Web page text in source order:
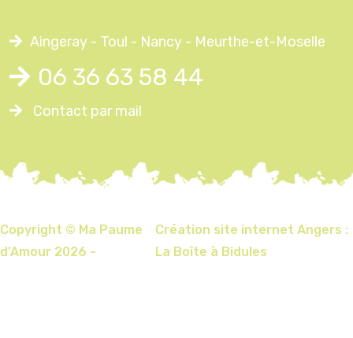
Aingeray - Toul - Nancy - Meurthe-et-Moselle
06 36 63 58 44
Contact par mail
Copyright © Ma Paume
d'Amour 2026 -
Création site internet Angers :
La Boîte à Bidules